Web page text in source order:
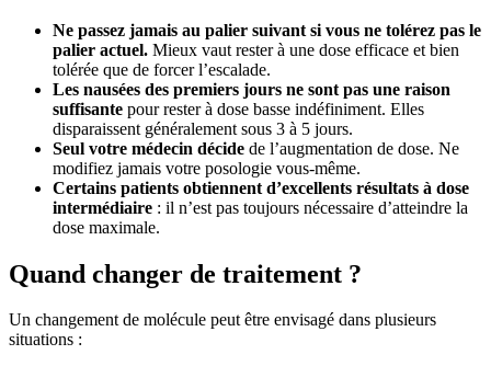
Ne passez jamais au palier suivant si vous ne tolérez pas le
palier actuel. Mieux vaut rester à une dose efficace et bien
tolérée que de forcer l’escalade.
Les nausées des premiers jours ne sont pas une raison
suffisante pour rester à dose basse indéfiniment. Elles
disparaissent généralement sous 3 à 5 jours.
Seul votre médecin décide de l’augmentation de dose. Ne
modifiez jamais votre posologie vous-même.
Certains patients obtiennent d’excellents résultats à dose
intermédiaire : il n’est pas toujours nécessaire d’atteindre la
dose maximale.
Quand changer de traitement ?
Un changement de molécule peut être envisagé dans plusieurs
situations :